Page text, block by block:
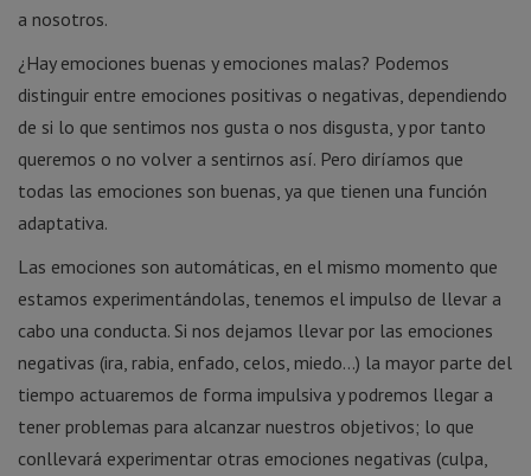
a nosotros.
¿Hay emociones buenas y emociones malas? Podemos
distinguir entre emociones positivas o negativas, dependiendo
de si lo que sentimos nos gusta o nos disgusta, y por tanto
queremos o no volver a sentirnos así. Pero diríamos que
todas las emociones son buenas, ya que tienen una función
adaptativa.
Las emociones son automáticas, en el mismo momento que
estamos experimentándolas, tenemos el impulso de llevar a
cabo una conducta. Si nos dejamos llevar por las emociones
negativas (ira, rabia, enfado, celos, miedo…) la mayor parte del
tiempo actuaremos de forma impulsiva y podremos llegar a
tener problemas para alcanzar nuestros objetivos; lo que
conllevará experimentar otras emociones negativas (culpa,